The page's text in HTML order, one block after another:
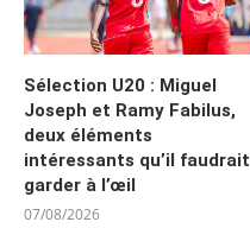
Sélection U20 : Miguel
Joseph et Ramy Fabilus,
deux éléments
intéressants qu’il faudrait
garder à l’œil
07/08/2026